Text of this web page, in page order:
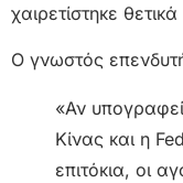
χαιρετίστηκε
Ο γνωστός
«Αν
Κίνας και η
επιτόκια, οι